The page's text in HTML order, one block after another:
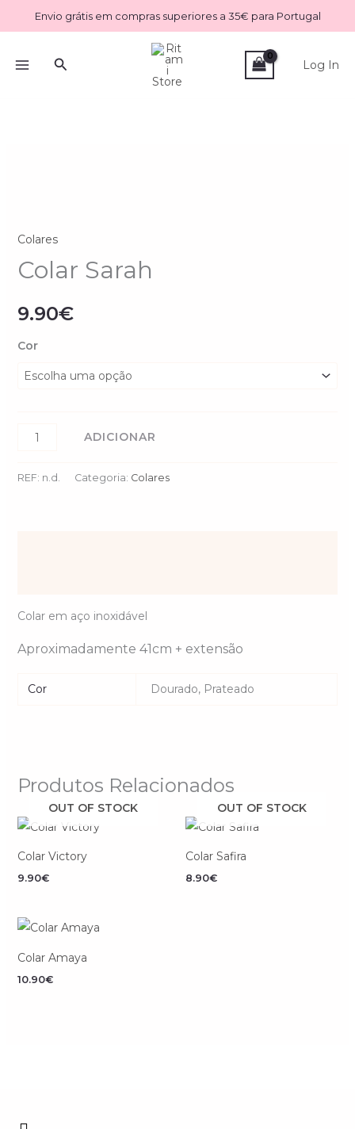
to
Envio grátis em compras superiores a 35€ para Portugal
Search Log In
Colares
Colar Sarah
9.90€
Cor
ADICIONAR
REF: n.d. Categoria: Colares
Colar em aço inoxidável
Aproximadamente 41cm + extensão
Cor Dourado, Prateado
Produtos Relacionados
OUT OF STOCK
Colar Victory
9.90€
OUT OF STOCK
Colar Safira
8.90€
Colar Amaya
10.90€